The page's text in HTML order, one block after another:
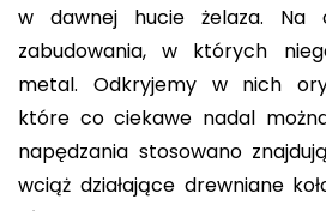
w dawnej hucie żelaza. Na
zabudowania, w których
metal. Odkryjemy w nich
które co ciekawe nadal
napędzania stosowano
wciąż działające drewniane